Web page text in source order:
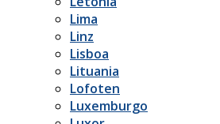
Lima
Linz
Lisboa
Lituania
Lofoten
Luxemburgo